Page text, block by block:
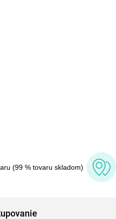
(99 % tovaru skladom)